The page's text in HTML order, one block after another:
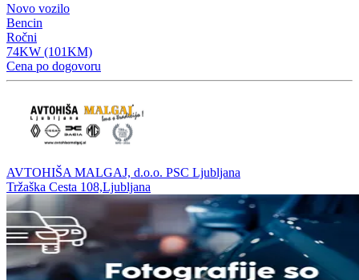
Novo vozilo
Bencin
Ročni
74KW (101KM)
Cena po dogovoru
AVTOHIŠA MALGAJ, d.o.o. PSC Ljubljana
Tržaška Cesta 108,Ljubljana